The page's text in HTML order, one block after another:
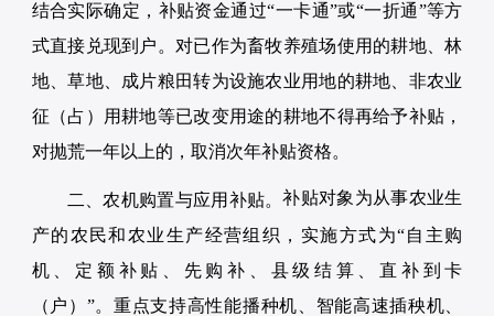
结合实际确定，补贴资金通过“一卡通”或“一折通”等方
式直接兑现到户。对已作为畜牧养殖场使用的耕地、林
地、草地、成片粮田转为设施农业用地的耕地、非农业
征（占）用耕地等已改变用途的耕地不得再给予补贴，
对抛荒一年以上的，取消次年补贴资格。
二、农机购置与应用补贴。补贴对象为从事农业生
产的农民和农业生产经营组织，实施方式为“自主购
机、定额补贴、先购补、县级结算、直补到卡
（户）”。重点支持高性能播种机、智能高速插秧机、